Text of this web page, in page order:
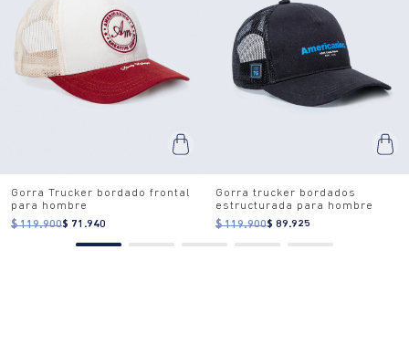
Gorra Trucker bordado frontal
para hombre
$ 119.900$ 71.940
Gorra trucker bordados
estructurada para hombre
$ 119.900$ 89.925